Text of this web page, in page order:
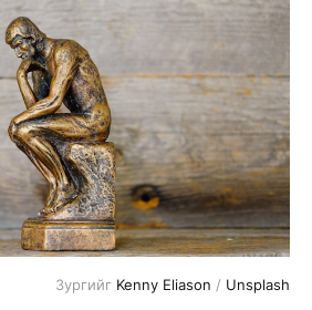
Зургийг Kenny Eliason / Unsplash